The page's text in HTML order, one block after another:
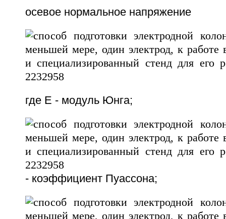
осевое нормальное напряжение
где Е - модуль Юнга;
- коэффициент Пуассона;